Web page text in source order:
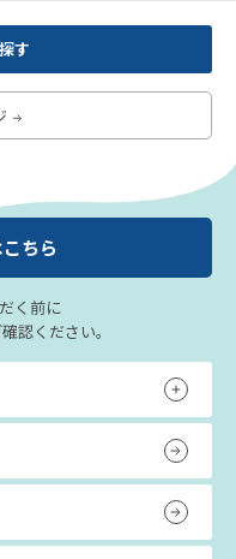
す
ちら
く前に
認ください。